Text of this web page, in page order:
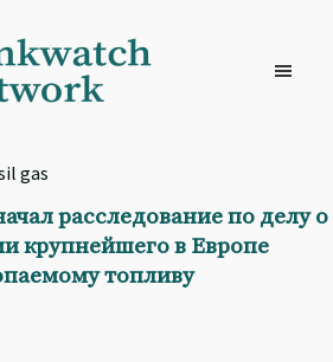
gas
расследование по делу о
крупнейшего в Европе
топливу